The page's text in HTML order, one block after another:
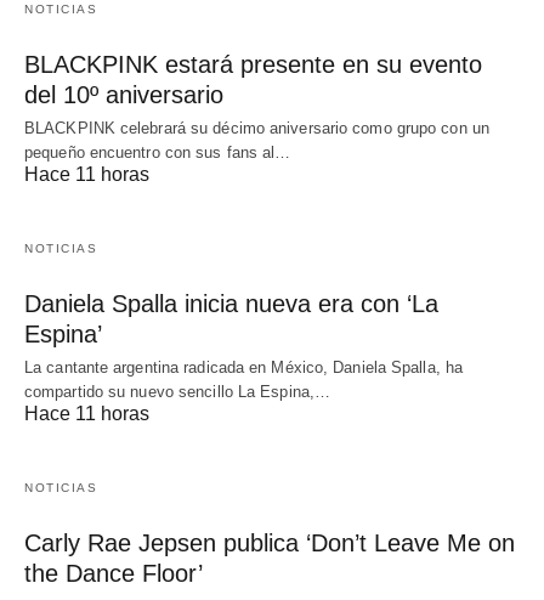
NOTICIAS
BLACKPINK estará presente en su evento
del 10º aniversario
BLACKPINK celebrará su décimo aniversario como grupo con un
pequeño encuentro con sus fans al…
Hace 11 horas
NOTICIAS
Daniela Spalla inicia nueva era con ‘La
Espina’
La cantante argentina radicada en México, Daniela Spalla, ha
compartido su nuevo sencillo La Espina,…
Hace 11 horas
NOTICIAS
Carly Rae Jepsen publica ‘Don’t Leave Me on
the Dance Floor’